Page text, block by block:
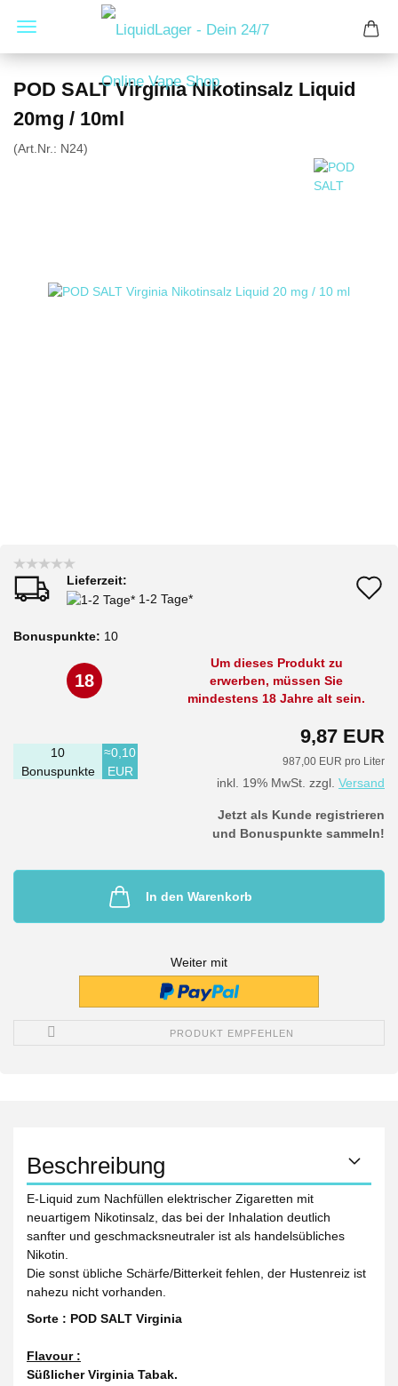
POD SALT Virginia Nikotinsalz Liquid
20mg / 10ml
(Art.Nr.: N24)
Lieferzeit:
1-2 Tage*
Bonuspunkte: 10
18
Um dieses Produkt zu
erwerben, müssen Sie
mindestens 18 Jahre alt sein.
9,87 EUR
987,00 EUR pro Liter
inkl. 19% MwSt. zzgl. Versand
10
Bonuspunkte
≈0,10
EUR
Jetzt als Kunde registrieren
und Bonuspunkte sammeln!
In den Warenkorb
Weiter mit
PRODUKT EMPFEHLEN
Beschreibung
E-Liquid zum Nachfüllen elektrischer Zigaretten mit
neuartigem Nikotinsalz, das bei der Inhalation deutlich
sanfter und geschmacksneutraler ist als handelsübliches
Nikotin.
Die sonst übliche Schärfe/Bitterkeit fehlen, der Hustenreiz ist
nahezu nicht vorhanden.
Sorte : POD SALT Virginia
Flavour :
Süßlicher Virginia Tabak.